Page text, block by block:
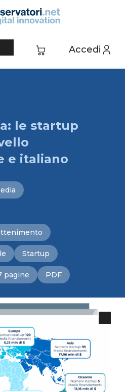
Accedi
le startup
e italiano
Startup
pagine PDF